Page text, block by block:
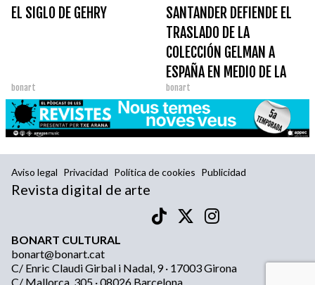
EL SIGLO DE GEHRY
bonart
SANTANDER DEFIENDE EL
TRASLADO DE LA
COLECCIÓN GELMAN A
ESPAÑA EN MEDIO DE LA
DISPUTA PATRIMONIAL
bonart
Aviso legal Privacidad Política de cookies Publicidad
Revista digital de arte
BONART CULTURAL
bonart@bonart.cat
C/ Enric Claudi Girbal i Nadal, 9 · 17003 Girona
C/ Mallorca, 305 · 08026 Barcelona